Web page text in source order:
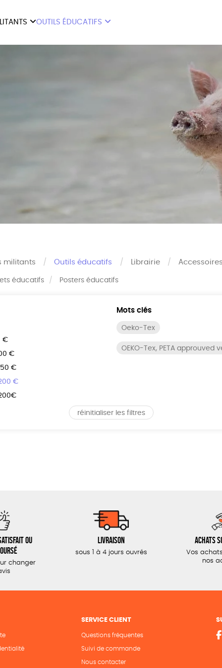
OUTILS ÉDUCATIFS
militants Outils éducatifs
éducatifs Posters éducatifs
Librairie
€
€
€
€
Mots clés
Oeko-Tex
OEKO-Tex, PETA approuved
réinitialiser les filtres
ou
changer
Livraison
sous 1 à 4 jours ouvrés
Achats
Vos
nos
SERVICE CLIENT
Questions fréquentes
Suivi de commande
Nous contacter